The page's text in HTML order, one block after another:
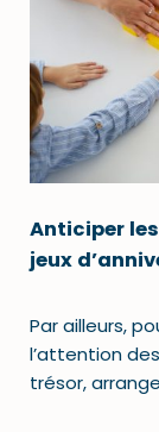
Anticiper
jeux
Par ailleurs,
l’attention
trésor,